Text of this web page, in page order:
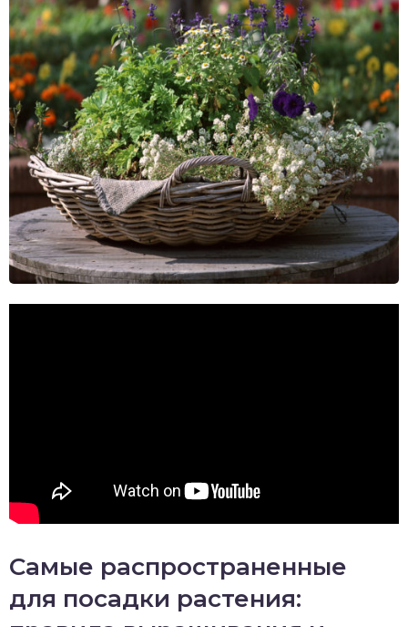
Самые распространенные
для посадки растения: